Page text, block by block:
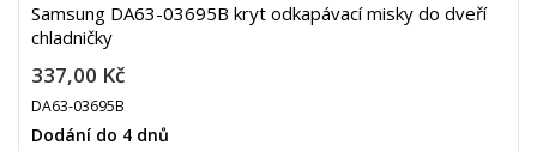
Samsung DA63-03695B kryt odkapávací misky do dveří
chladničky
337,00 Kč
DA63-03695B
Dodání do 4 dnů